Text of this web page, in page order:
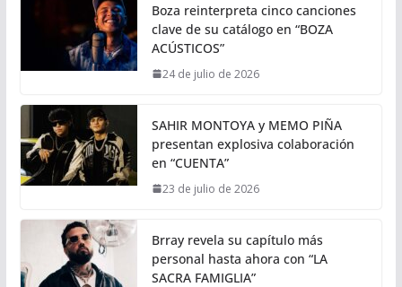
Boza reinterpreta cinco canciones
clave de su catálogo en “BOZA
ACÚSTICOS”
24 de julio de 2026
SAHIR MONTOYA y MEMO PIÑA
presentan explosiva colaboración
en “CUENTA”
23 de julio de 2026
Brray revela su capítulo más
personal hasta ahora con “LA
SACRA FAMIGLIA”